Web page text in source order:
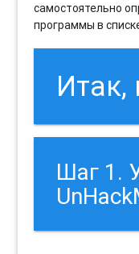
самостоятельно
программы в
Итак,
Шаг 1.